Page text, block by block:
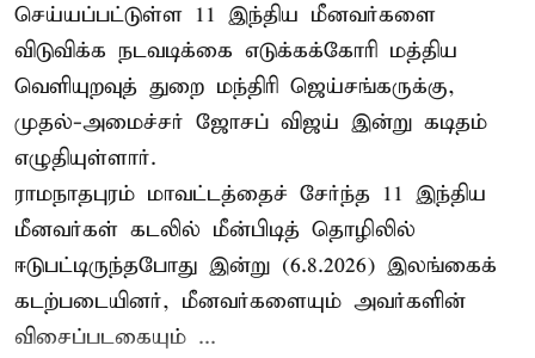
செய்யப்பட்டுள்ள 11 இந்திய மீனவர்களை
விடுவிக்க நடவடிக்கை எடுக்கக்கோரி மத்திய
வெளியுறவுத் துறை மந்திரி ஜெய்சங்கருக்கு,
முதல்-அமைச்சர் ஜோசப் விஜய் இன்று கடிதம்
எழுதியுள்ளார்.
ராமநாதபுரம் மாவட்டத்தைச் சேர்ந்த 11 இந்திய
மீனவர்கள் கடலில் மீன்பிடித் தொழிலில்
ஈடுபட்டிருந்தபோது இன்று (6.8.2026) இலங்கைக்
கடற்படையினர், மீனவர்களையும் அவர்களின்
விசைப்படகையும் ...